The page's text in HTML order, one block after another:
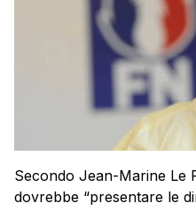
Secondo Jean-Marine Le
dovrebbe “presentare le